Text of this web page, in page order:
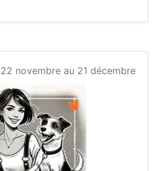
novembre au 21 décembre